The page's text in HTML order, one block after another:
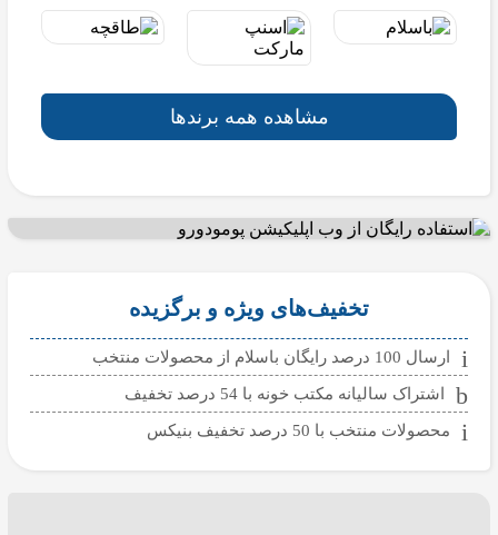
مشاهده همه برندها
تخفیف‌های ویژه و برگزیده
ارسال 100 درصد رایگان باسلام از محصولات منتخب
اشتراک سالیانه مکتب خونه با 54 درصد تخفیف
محصولات منتخب با 50 درصد تخفیف بنیکس